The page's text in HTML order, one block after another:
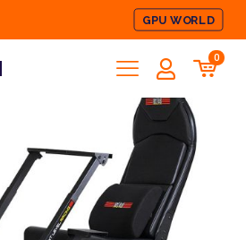
GPU WORLD
0